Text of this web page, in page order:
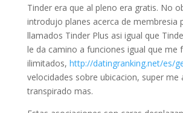
Tinder era que al pleno era gratis. No
introdujo planes acerca de membresia
llamados Tinder Plus asi­ igual que
le da camino a funciones igual que me
ilimitados, http://datingranking.net/es/
velocidades sobre ubicacion, super me
transpirado mas.